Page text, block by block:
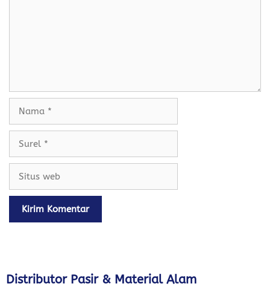
web
Distributor Pasir & Material Alam